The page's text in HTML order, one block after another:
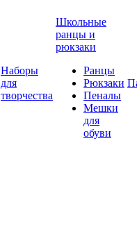
Наборы
для
творчества
Школьные
ранцы и
рюкзаки
Ранцы
Рюкзаки
Пеналы
Мешки
для
обуви